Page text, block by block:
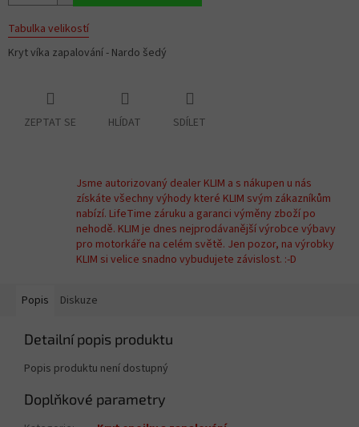
Tabulka velikostí
Kryt víka zapalování - Nardo šedý
ZEPTAT SE HLÍDAT SDÍLET
Jsme autorizovaný dealer KLIM a s nákupen u nás
získáte všechny výhody které KLIM svým zákazníkům
nabízí. LifeTime záruku a garanci výměny zboží po
nehodě. KLIM je dnes nejprodávanější výrobce výbavy
pro motorkáře na celém světě. Jen pozor, na výrobky
KLIM si velice snadno vybudujete závislost. :-D
Popis Diskuze
Detailní popis produktu
Popis produktu není dostupný
Doplňkové parametry